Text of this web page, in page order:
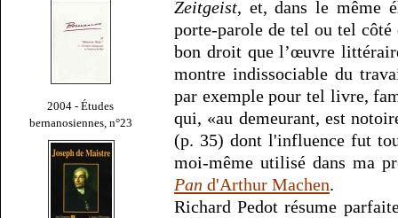
2004 - Études
bernanosiennes, n°23
Zeitgeist, et, dans le même
porte-parole de tel ou tel côté
bon droit que l’œuvre
montre indissociable du
par exemple pour tel livre,
qui, «au demeurant, est
(p. 35) dont l'influence fut
moi-même utilisé dans ma
Pan d'Arthur Machen.
Richard Pedot résume